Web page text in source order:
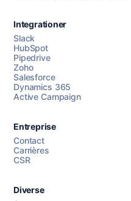
Chattez avec nous
Integrationer
Slack
HubSpot
Pipedrive
Zoho
Salesforce
Dynamics 365
Active Campaign
Entreprise
Contact
Carrières
CSR
Diverse